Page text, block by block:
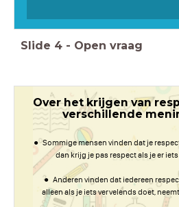
Slide 4 - Open vraag
Over het krijgen van
verschillende
Sommige mensen vinden dat je
dan krijg je pas respect als je er
Anderen vinden dat iedereen
alleen als je iets vervelends doet,